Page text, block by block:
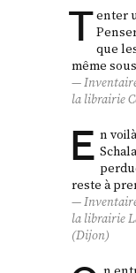
T enter
que
même
la librairie
E n
reste à
la librairie
(Dijon)